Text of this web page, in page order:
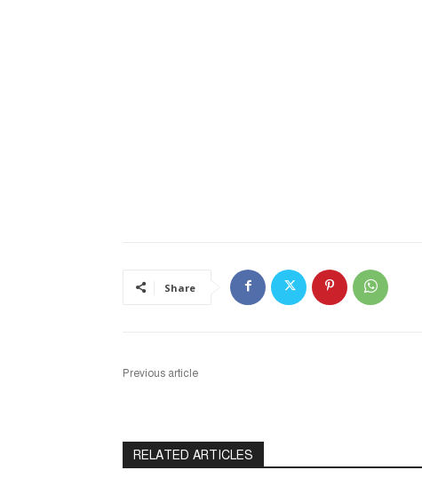
Share
Previous article
RELATED ARTICLES